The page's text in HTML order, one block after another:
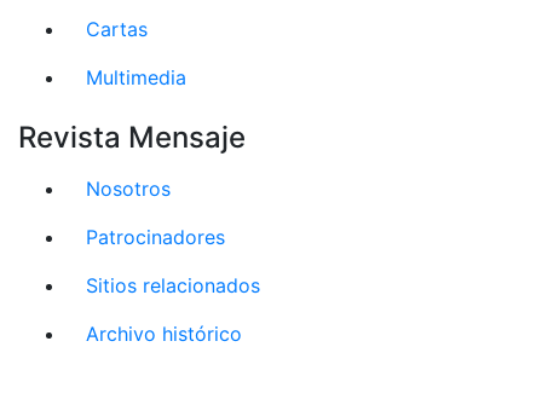
Cartas
Multimedia
Revista Mensaje
Nosotros
Patrocinadores
Sitios relacionados
Archivo histórico